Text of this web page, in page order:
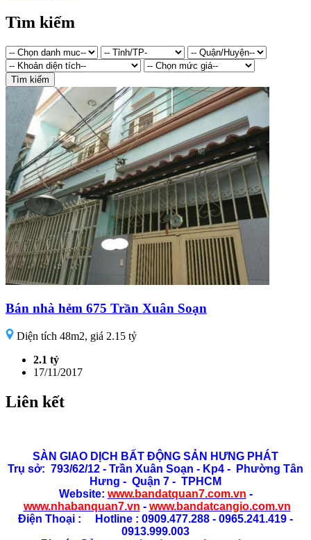
Tìm kiếm
Tìm kiếm
Bán nhà hẻm 675 Trần Xuân Soạn
Diện tích 48m2, giá 2.15 tỷ
2.1 tỷ
17/11/2017
Liên kết
SÀN GIAO DỊCH BẤT ĐỘNG SẢN HƯNG PHÁT
Trụ sở: 793/62/12 - Trần Xuân Soạn - Kp4 - Phường Tân
Hưng - Quận 7 - TPHCM
Website: www.bandatquan7.com.vn -
www.nhabanquan7.vn - www.bandatcangio.com.vn
Điện Thoại : Hotline : 0909.477.288 - 0965.241.419 -
0913.999.003